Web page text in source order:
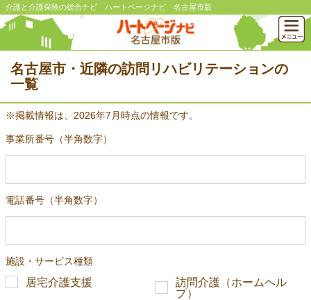
介護と介護保険の総合ナビ ハートページナビ 名古屋市版
名古屋市・近隣の訪問リハビリテーションの
一覧
※掲載情報は、2026年7月時点の情報です。
事業所番号（半角数字）
電話番号（半角数字）
施設・サービス種類
居宅介護支援
訪問介護（ホームヘル
プ）